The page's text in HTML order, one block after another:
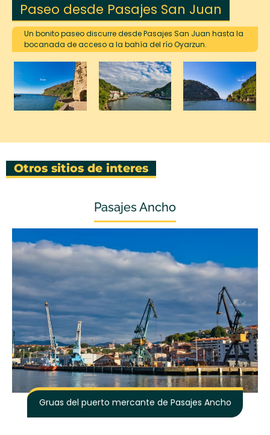
Paseo desde Pasajes San Juan
Un bonito paseo discurre desde Pasajes San Juan hasta la
bocanada de acceso a la bahía del río Oyarzun.
Otros sitios de interes
Pasajes Ancho
Gruas del puerto mercante de Pasajes Ancho